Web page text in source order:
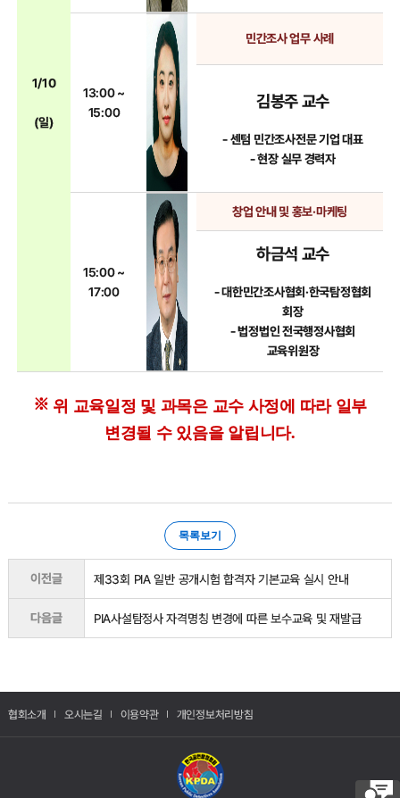
1/10
(일)
13:00 ~
15:00
민간조사 업무 사례
김봉주 교수
- 센텀 민간조사전문 기업 대표
- 현장 실무 경력자
15:00 ~
17:00
창업 안내 및 홍보·마케팅
하금석 교수
- 대한민간조사협회·한국탐정협회
회장
- 법정법인 전국행정사협회
교육위원장
※ 위 교육일정 및 과목은 교수 사정에 따라 일부
변경될 수 있음을 알립니다.
목록보기
이전글 제33회 PIA 일반 공개시험 합격자 기본교육 실시 안내
다음글 PIA사설탐정사 자격명칭 변경에 따른 보수교육 및 재발급
협회소개 오시는길 이용약관 개인정보처리방침